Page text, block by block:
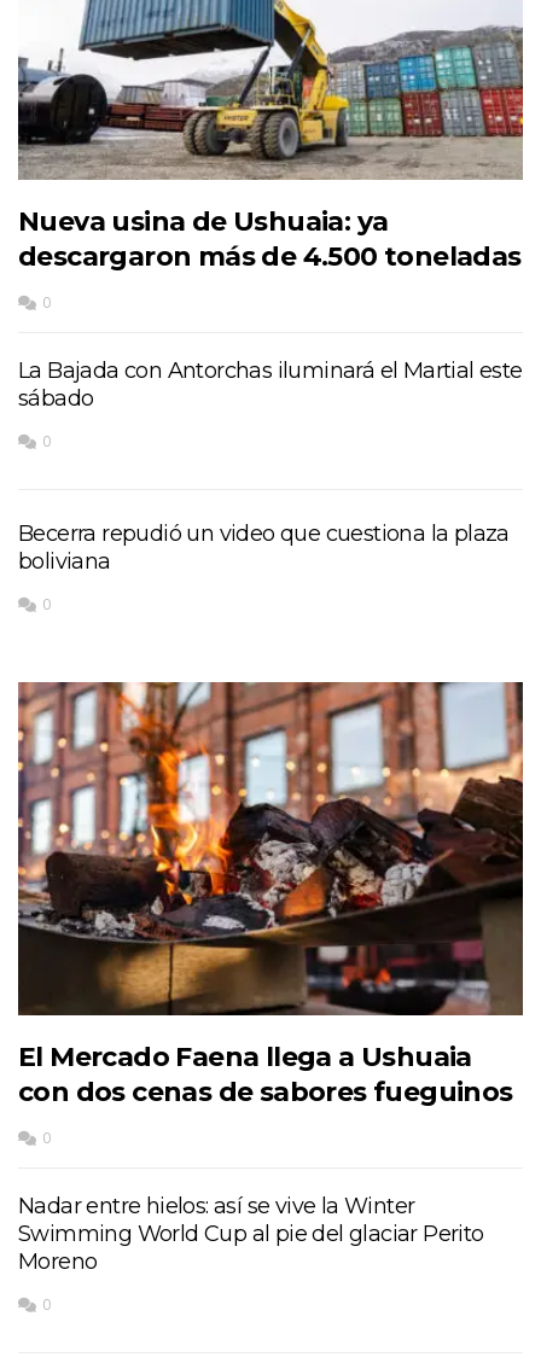
Nueva usina de Ushuaia: ya
descargaron más de 4.500 toneladas
0
La Bajada con Antorchas iluminará el Martial este
sábado
0
Becerra repudió un video que cuestiona la plaza
boliviana
0
El Mercado Faena llega a Ushuaia
con dos cenas de sabores fueguinos
0
Nadar entre hielos: así se vive la Winter
Swimming World Cup al pie del glaciar Perito
Moreno
0